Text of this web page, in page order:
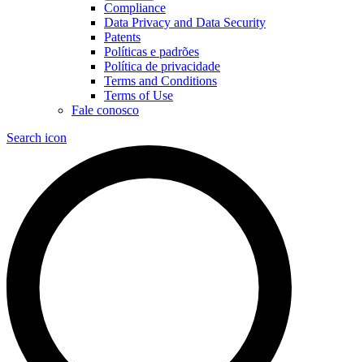
Compliance
Data Privacy and Data Security
Patents
Políticas e padrões
Política de privacidade
Terms and Conditions
Terms of Use
Fale conosco
Search icon